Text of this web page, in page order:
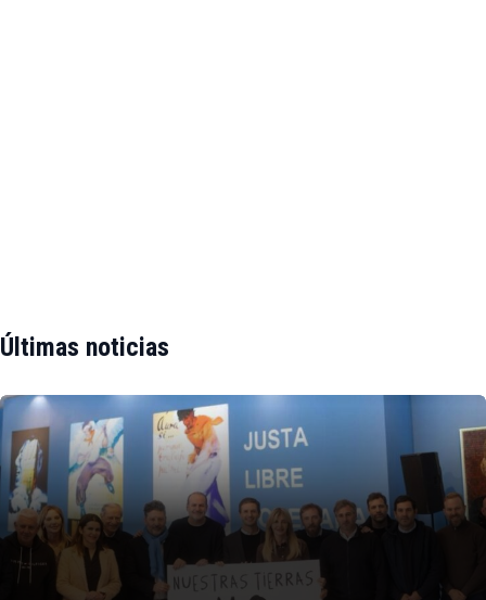
Últimas noticias